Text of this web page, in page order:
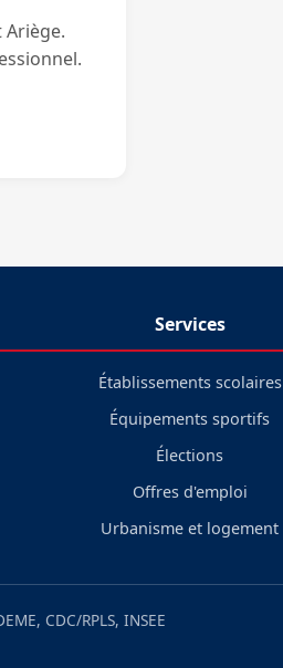
Services
Établissements scolaires
Équipements sportifs
Élections
Offres d'emploi
Urbanisme et logement
CDC/RPLS, INSEE